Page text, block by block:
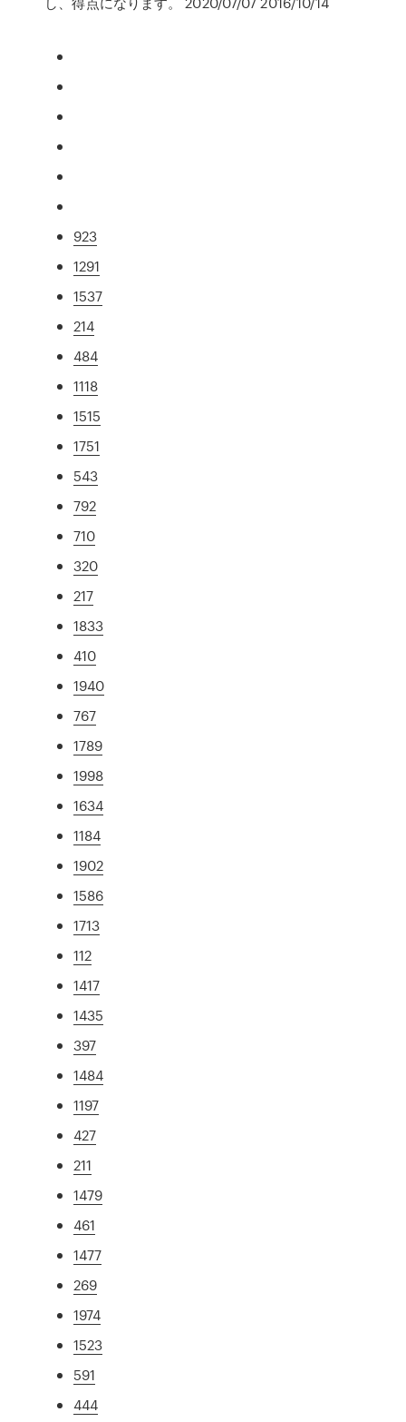
923
1291
1537
214
484
1118
1515
1751
543
792
710
320
217
1833
410
1940
767
1789
1998
1634
1184
1902
1586
1713
112
1417
1435
397
1484
1197
427
211
1479
461
1477
269
1974
1523
591
444